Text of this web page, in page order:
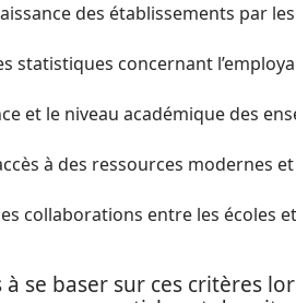
des établissements par
statistiques concernant
et le niveau académique des
à des ressources modernes
collaborations entre les écoles
se baser sur ces critères